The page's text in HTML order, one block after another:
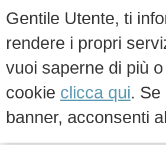
Gentile Utente, ti
rendere i propri
vuoi saperne di più
cookie clicca qui.
banner, acconsenti
Artisti